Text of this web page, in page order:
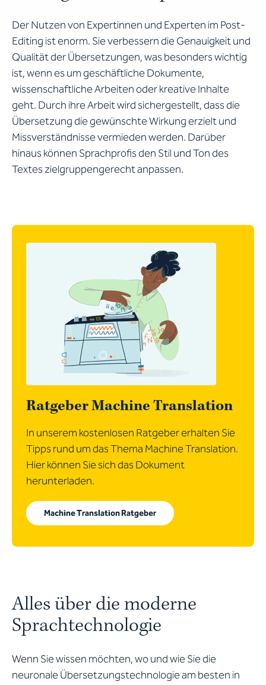
Der Nutzen von Expertinnen und Experten im Post-
Editing ist enorm. Sie verbessern die Genauigkeit und
Qualität der Übersetzungen, was besonders wichtig
ist, wenn es um geschäftliche Dokumente,
wissenschaftliche Arbeiten oder kreative Inhalte
geht. Durch ihre Arbeit wird sichergestellt, dass die
Übersetzung die gewünschte Wirkung erzielt und
Missverständnisse vermieden werden. Darüber
hinaus können Sprachprofis den Stil und Ton des
Textes zielgruppengerecht anpassen.
Ratgeber Machine Translation
In unserem kostenlosen Ratgeber erhalten Sie
Tipps rund um das Thema Machine Translation.
Hier können Sie sich das Dokument
herunterladen.
Machine Translation Ratgeber
Alles über die moderne
Sprachtechnologie
Wenn Sie wissen möchten, wo und wie Sie die
neuronale Übersetzungstechnologie am besten in